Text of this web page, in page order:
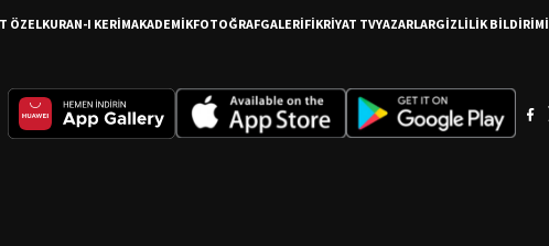
ÖZELKURAN-I KERİMAKADEMİKFOTOĞRAFGALERİFİKRİYAT TVYAZARLARGİZLİLİK BİLDİRİMİ